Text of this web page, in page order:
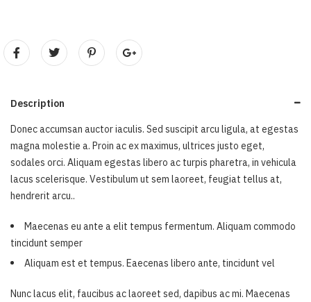
Description
Donec accumsan auctor iaculis. Sed suscipit arcu ligula, at egestas
magna molestie a. Proin ac ex maximus, ultrices justo eget,
sodales orci. Aliquam egestas libero ac turpis pharetra, in vehicula
lacus scelerisque. Vestibulum ut sem laoreet, feugiat tellus at,
hendrerit arcu..
Maecenas eu ante a elit tempus fermentum. Aliquam commodo
tincidunt semper
Aliquam est et tempus. Eaecenas libero ante, tincidunt vel
Nunc lacus elit, faucibus ac laoreet sed, dapibus ac mi. Maecenas